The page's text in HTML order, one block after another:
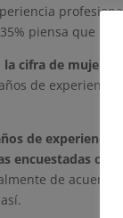
piensa que no,
la cifra de mujeres
de experiencia
de
encuestadas
de